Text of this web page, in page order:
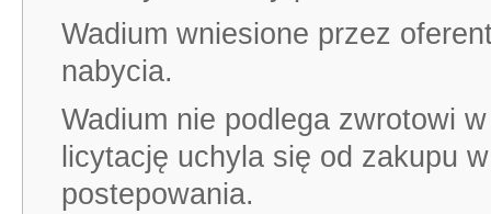
Wadium wniesione przez
nabycia.
Wadium nie podlega zwrotowi
licytację uchyla się od zakupu
postepowania.